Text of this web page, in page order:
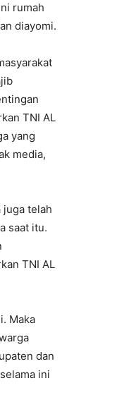
rumah
diayomi.
TNI AL
yang
media,
juga telah
saat itu.
TNI AL
Maka
dan
ini